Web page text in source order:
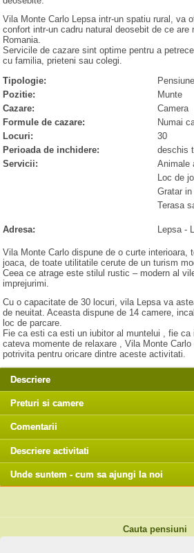
Vila Monte Carlo Lepsa intr-un spatiu rural, va
confort intr-un cadru natural deosebit de ce are
Romania.
Servicile de cazare sint optime pentru a
cu familia, prieteni sau colegi.
Tipologie:
Pozitie:
Munte
Cazare:
Camera
Formule de cazare:
Numai
Locuri:
30
Perioada de inchidere:
deschis
Servicii:
Animale
Loc de
Gratar
Terasa
Adresa: Lepsa-
Vila Monte Carlo dispune de o curte interioara,
joaca, de toate utilitatile cerute de un turism
Ceea ce atrage este stilul rustic – modern al
imprejurimi.
Cu o capacitate de 30 locuri, vila Lepsa va
de neuitat. Aceasta dispune de 14 camere,
loc de parcare.
Fie ca esti ca esti un iubitor al muntelui , fie
cateva momente de relaxare , Vila Monte
potrivita pentru oricare dintre aceste activitati.
Descriere
Preturi si camere
Comentarii
Descriere activitati
Unde suntem - cum sa ajungi la noi
Cauta pensiuni